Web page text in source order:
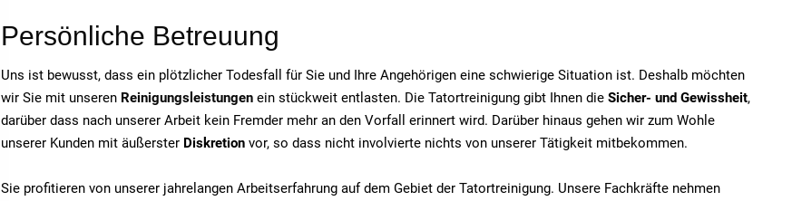
Persönliche Betreuung
Uns ist bewusst, dass ein plötzlicher Todesfall für Sie und Ihre Angehörigen eine schwierige Situation ist. Deshalb möchten
wir Sie mit unseren Reinigungsleistungen ein stückweit entlasten. Die Tatortreinigung gibt Ihnen die Sicher- und Gewissheit,
darüber dass nach unserer Arbeit kein Fremder mehr an den Vorfall erinnert wird. Darüber hinaus gehen wir zum Wohle
unserer Kunden mit äußerster Diskretion vor, so dass nicht involvierte nichts von unserer Tätigkeit mitbekommen.
Sie profitieren von unserer jahrelangen Arbeitserfahrung auf dem Gebiet der Tatortreinigung. Unsere Fachkräfte nehmen